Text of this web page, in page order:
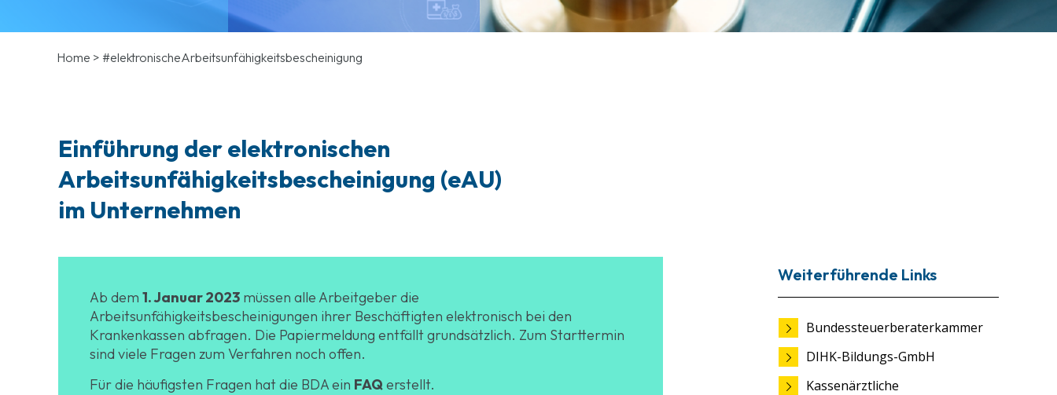
Home > #elektronischeArbeitsunfähigkeitsbescheinigung
Einführung der elektronischen
Arbeitsunfähigkeitsbescheinigung (eAU)
im Unternehmen
Ab dem 1. Januar 2023müssen alle Arbeitgeber die
Arbeitsunfähigkeitsbescheinigungen ihrer Beschäftigten elektronisch bei den
Krankenkassen abfragen. Die Papiermeldung entfällt grundsätzlich. Zum Starttermin
sind viele Fragen zum Verfahren noch offen.
Für die häufigsten Fragen hat die BDA ein FAQerstellt.
Weiterführende Links
Bundessteuerberaterkammer
DIHK-Bildungs-GmbH
Kassenärztliche